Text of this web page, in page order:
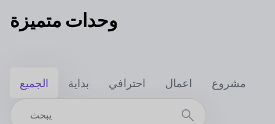
وحدات متميزة
الجميع بداية احترافي اعمال مشروع